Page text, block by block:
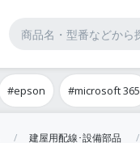
#epson #microsoft 365
建屋用配線･設備部品